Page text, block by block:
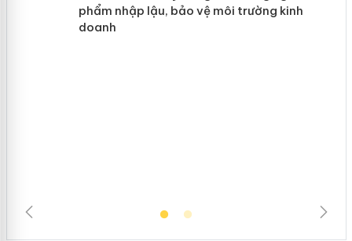
hàng giả mạo nhãn hiệu Adidas, Nike